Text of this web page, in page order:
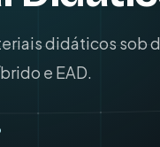
didáticos sob
e EAD.